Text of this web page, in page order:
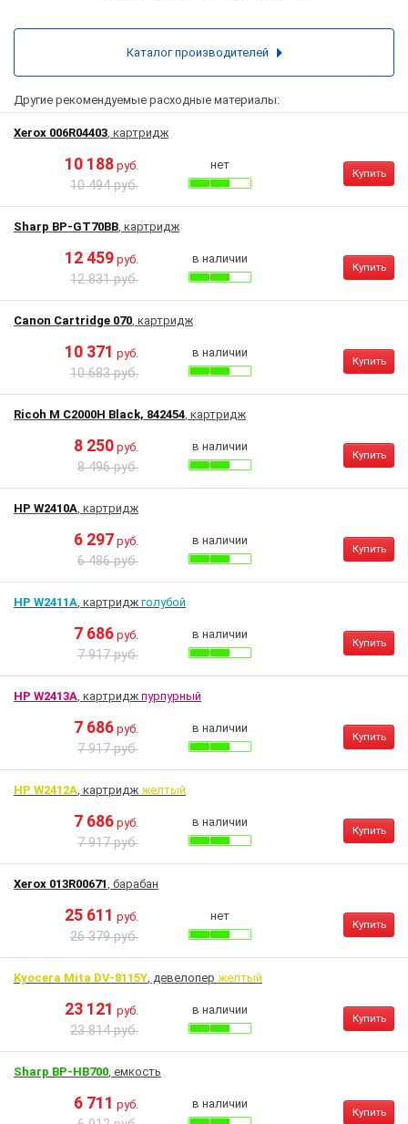
Другие рекомендуемые расходные материалы:
Xerox 006R04403, картридж
10 188 руб.
10 494 руб.
нет
Купить
Sharp BP-GT70BB, картридж
12 459 руб.
12 831 руб.
в наличии
Купить
Canon Cartridge 070, картридж
10 371 руб.
10 683 руб.
в наличии
Купить
Ricoh M C2000H Black, 842454, картридж
8 250 руб.
8 496 руб.
в наличии
Купить
HP W2410A, картридж
6 297 руб.
6 486 руб.
в наличии
Купить
HP W2411A, картридж голубой
7 686 руб.
7 917 руб.
в наличии
Купить
HP W2413A, картридж пурпурный
7 686 руб.
7 917 руб.
в наличии
Купить
HP W2412A, картридж желтый
7 686 руб.
7 917 руб.
в наличии
Купить
Xerox 013R00671, барабан
25 611 руб.
26 379 руб.
нет
Купить
Kyocera Mita DV-8115Y, девелопер желтый
23 121 руб.
23 814 руб.
в наличии
Купить
Sharp BP-HB700, емкость
6 711 руб. в наличии
Купить